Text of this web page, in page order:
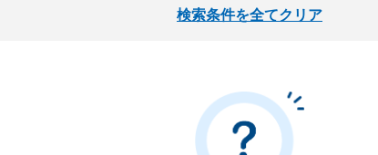
検索条件を全てクリア